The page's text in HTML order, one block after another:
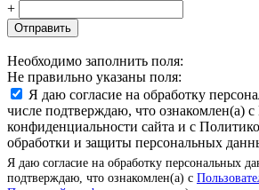
+
Отправить
Необходимо заполнить поля:
Не правильно указаны поля:
Я даю согласие на обработку
числе подтверждаю, что ознакомлен(а)
конфиденциальности сайта и с
обработки и защиты персональных
Я даю согласие на обработку персональных
подтверждаю, что ознакомлен(а) с